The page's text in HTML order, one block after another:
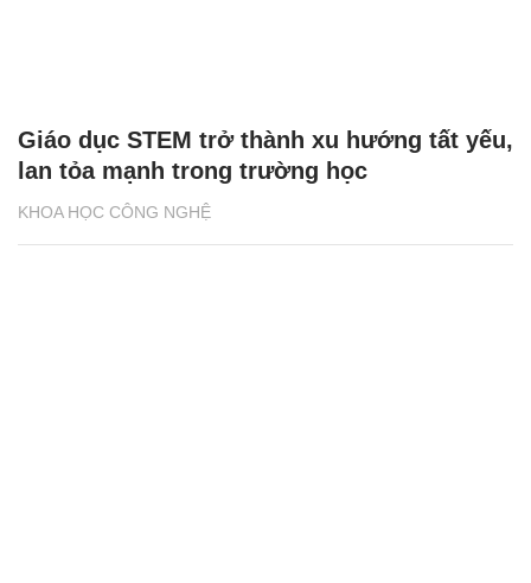
KHOA HỌC CÔNG NGHỆ
Giáo dục STEM trở thành xu hướng tất yếu,
lan tỏa mạnh trong trường học